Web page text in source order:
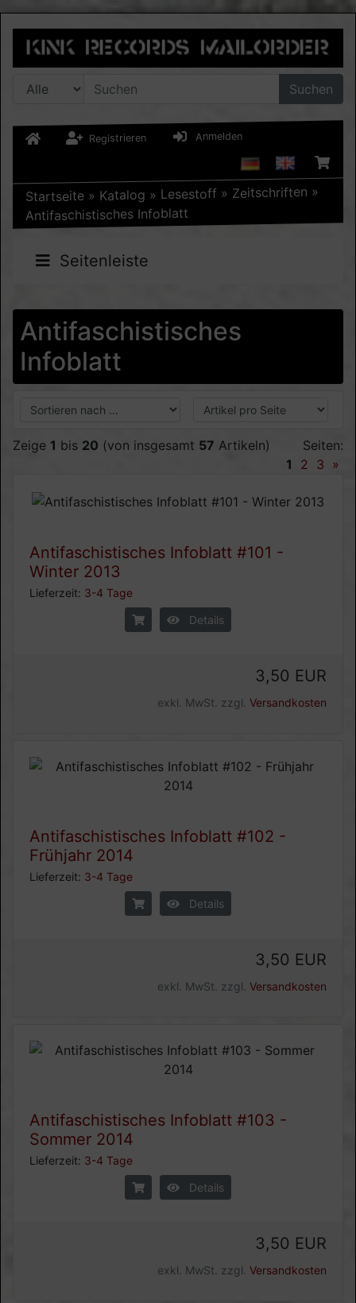
Suchen
Registrieren Anmelden
Startseite » Katalog » Lesestoff » Zeitschriften »
Antifaschistisches Infoblatt
Seitenleiste
Antifaschistisches
Infoblatt
Zeige 1 bis 20 (von insgesamt 57 Artikeln)
Seiten:
1
2 3 »
Antifaschistisches Infoblatt #101 -
Winter 2013
Lieferzeit: 3-4 Tage
Details
3,50 EUR
exkl. MwSt. zzgl. Versandkosten
Antifaschistisches Infoblatt #102 -
Frühjahr 2014
Lieferzeit: 3-4 Tage
Details
3,50 EUR
exkl. MwSt. zzgl. Versandkosten
Antifaschistisches Infoblatt #103 -
Sommer 2014
Lieferzeit: 3-4 Tage
Details
3,50 EUR
exkl. MwSt. zzgl. Versandkosten